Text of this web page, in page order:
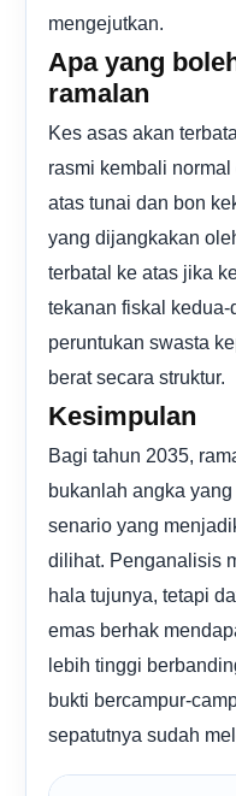
mengejutkan.
Apa yang
ramalan
Kes asas akan
rasmi kembali
atas tunai dan bon
yang dijangkakan
terbatal ke atas jika
tekanan fiskal
peruntukan swasta
berat secara struktur.
Kesimpulan
Bagi tahun 2035,
bukanlah angka
senario yang
dilihat. Penganalisis
hala tujunya, tetapi
emas berhak
lebih tinggi
bukti bercampur-
sepatutnya sudah